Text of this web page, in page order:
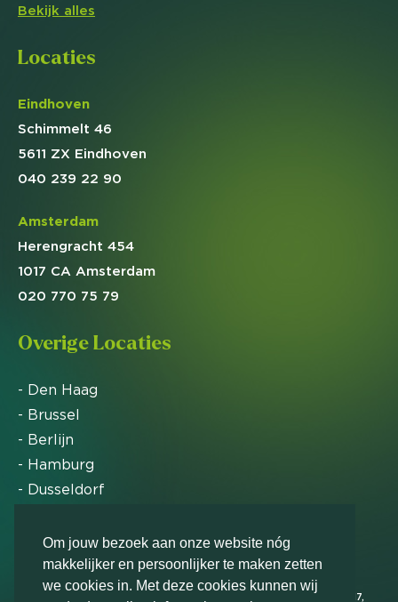
Om jouw bezoek aan onze website nóg
makkelijker en persoonlijker te maken zetten
we cookies in. Met deze cookies kunnen wij
Bekijk alles
Locaties
Eindhoven
Schimmelt 46
5611 ZX Eindhoven
040 239 22 90
Amsterdam
Herengracht 454
1017 CA Amsterdam
020 770 75 79
Overige Locaties
- Den Haag
- Brussel
- Berlijn
- Hamburg
- Dusseldorf
Markteffect is door het Financieele Dagblad
uitgeroepen tot FD Gazelle in 2012, 2015, 2016, 2017,